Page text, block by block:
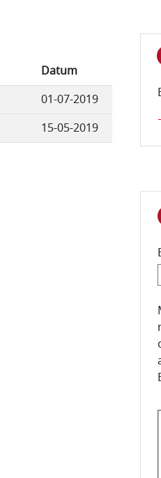
Datum
01-07-2019
15-05-2019